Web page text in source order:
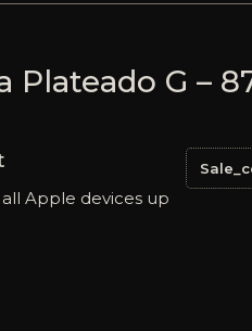
Plateado G –
Apple devices up